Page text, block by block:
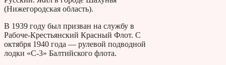
(Нижегородская область).
В 1939 году был призван на службу в
Рабоче-Крестьянский Красный Флот. С
октября 1940 года — рулевой подводной
лодки «С-3» Балтийского флота.